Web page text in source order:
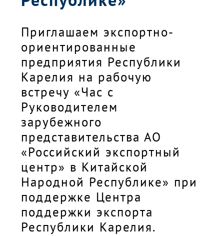
Приглашаем экспортно-
ориентированные
предприятия Республики
Карелия на рабочую
встречу «Час с
Руководителем
зарубежного
представительства АО
«Российский экспортный
центр» в Китайской
Народной Республике» при
поддержке Центра
поддержки экспорта
Республики Карелия.